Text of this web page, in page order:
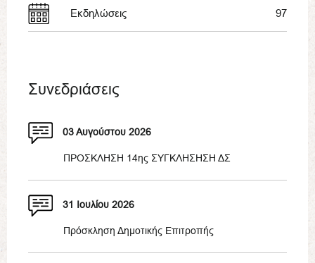
Εκδηλώσεις 97
Συνεδριάσεις
03 Αυγούστου 2026
ΠΡΟΣΚΛΗΣΗ 14ης ΣΥΓΚΛΗΣΗΣΗ ΔΣ
31 Ιουλίου 2026
Πρόσκληση Δημοτικής Επιτροπής